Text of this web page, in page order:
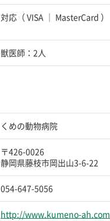
対応（VISA MasterCard ）
獣医師：2人
くめの動物病院
〒426-0026
静岡県藤枝市岡出山3-6-22
054-647-5056
http://www.kumeno-ah.com